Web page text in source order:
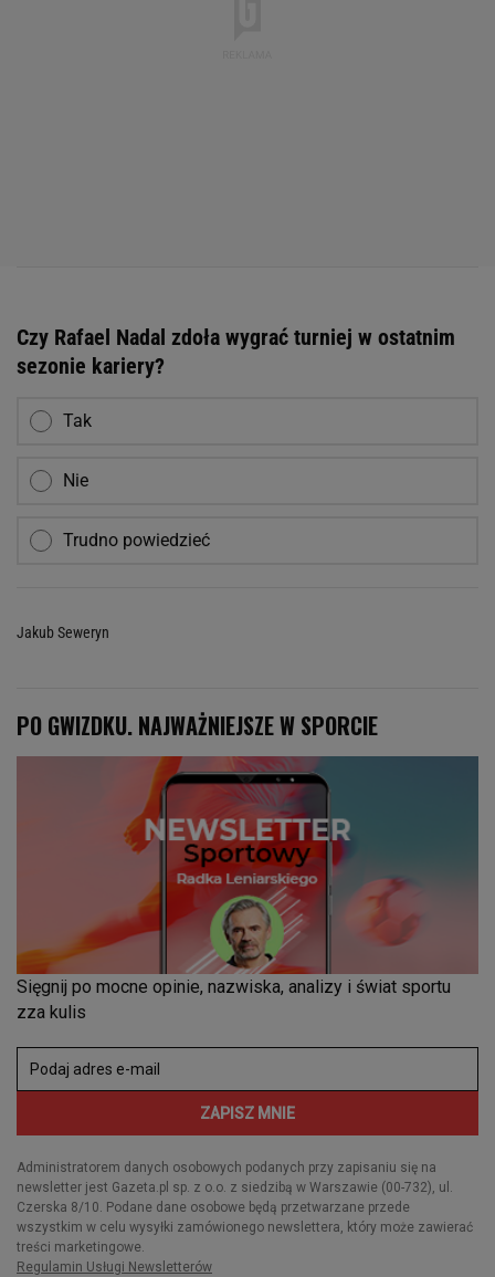
Czy Rafael Nadal zdoła wygrać turniej w ostatnim
sezonie kariery?
Tak
Nie
Trudno powiedzieć
Jakub Seweryn